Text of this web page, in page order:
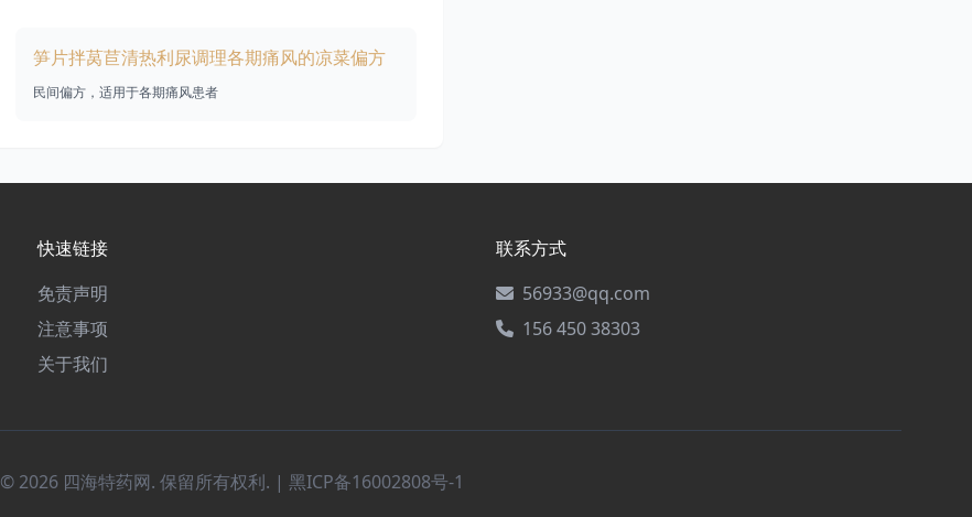
笋片拌莴苣清热利尿调理各期痛风的凉菜偏方
民间偏方，适用于各期痛风患者
快速链接
免责声明
注意事项
关于我们
联系方式
56933@qq.com
156 450 38303
© 2026 四海特药网. 保留所有权利. | 黑ICP备16002808号-1